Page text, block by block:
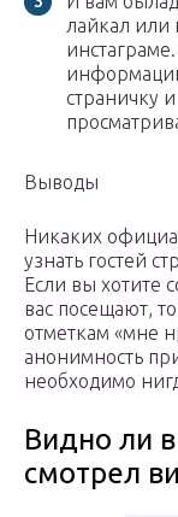
лайкал или
страничку
Выводы
Никаких
узнать гостей
Если вы хотите
вас посещают,
отметкам «мне
анонимность
необходимо
Видно ли
смотрел